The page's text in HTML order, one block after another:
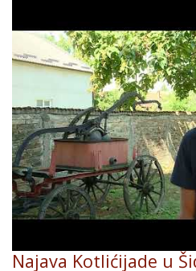
Najava Kotlićijade u